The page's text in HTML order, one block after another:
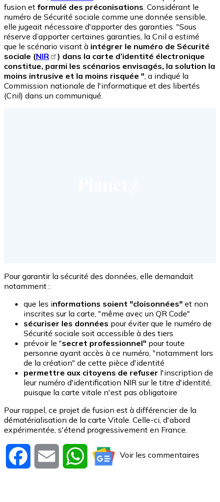
fusion et formulé des préconisations. Considérant le
numéro de Sécurité sociale comme une donnée sensible,
elle jugeait nécessaire d'apporter des garanties. "Sous
réserve d’apporter certaines garanties, la Cnil a estimé
que le scénario visant à intégrer le numéro de Sécurité
sociale (NIR
) dans la carte d’identité électronique
constitue, parmi les scénarios envisagés, la solution la
moins intrusive et la moins risquée ", a indiqué la
Commission nationale de l'informatique et des libertés
(Cnil) dans un communiqué.
Pour garantir la sécurité des données, elle demandait
notamment :
que les informations soient "cloisonnées" et non
inscrites sur la carte, "même avec un QR Code"
sécuriser les données pour éviter que le numéro de
Sécurité sociale soit accessible à des tiers
prévoir le "secret professionnel" pour toute
personne ayant accès à ce numéro, "notamment lors
de la création" de cette pièce d'identité
permettre aux citoyens de refuser l'inscription de
leur numéro d'identification NIR sur le titre d'identité,
puisque la carte vitale n'est pas obligatoire
Pour rappel, ce projet de fusion est à différencier de la
dématérialisation de la carte Vitale. Celle-ci, d'abord
expérimentée, s'étend progressivement en France.
Facebook Email WhatsAppVoir les commentaires